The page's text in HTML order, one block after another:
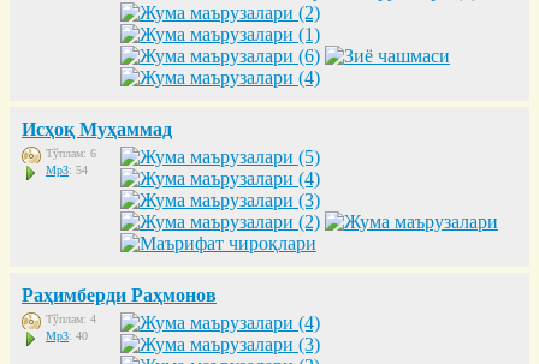
Исҳоқ Муҳаммад
Тўплам: 6
Mp3: 54
Раҳимберди Раҳмонов
Тўплам: 4
Mp3: 40